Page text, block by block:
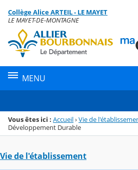
Menu de la rubrique
Contenu
Collège Alice ARTEIL - LE MAYET
LE MAYET-DE-MONTAGNE
MENU
Vous êtes ici : Accueil›Vie de
Développement Durable
Vie de l'établissement